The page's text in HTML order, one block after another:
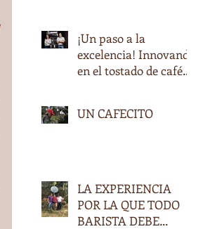
¡Un paso a la
excelencia! Innovando
en el tostado de cafés
UN CAFECITO
LA EXPERIENCIA
POR LA QUE TODO
BARISTA DEBE